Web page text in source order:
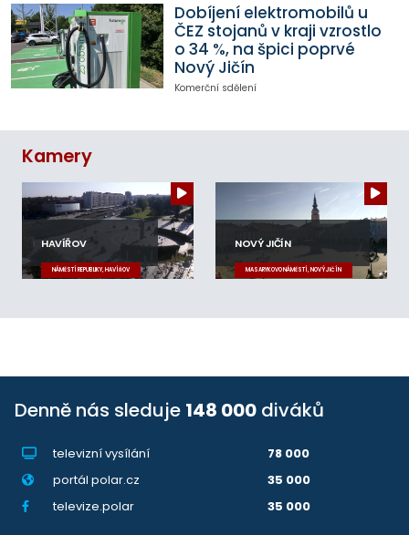
Dobíjení elektromobilů u
ČEZ stojanů v kraji vzrostlo
o 34 %, na špici poprvé
Nový Jičín
Komerční sdělení
Kamery
HAVÍŘOV
NÁMĚSTÍ REPUBLIKY, HAVÍŘOV
NOVÝ JIČÍN
MASARYKOVO NÁMĚSTÍ, NOVÝ JIČÍN
Denně nás sleduje 148 000 diváků
televizní vysílání
78 000
portál polar.cz
35 000
televize.polar
35 000